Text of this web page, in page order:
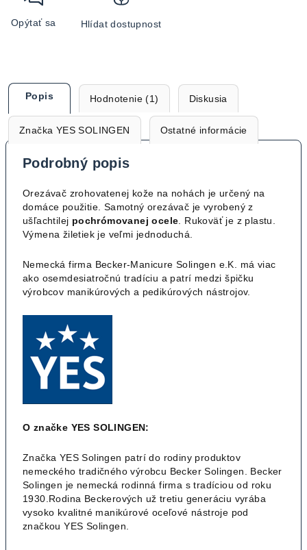
Opýtať sa Hlídat dostupnost
Popis Hodnotenie (1) Diskusia
Značka YES SOLINGEN Ostatné informácie
Podrobný popis
Orezávač zrohovatenej kože na nohách je určený na
domáce použitie. Samotný orezávač je vyrobený z
ušľachtilej pochrómovanej ocele . Rukoväť je z plastu.
Výmena žiletiek je veľmi jednoduchá.
Nemecká firma Becker-Manicure Solingen e.K. má viac
ako osemdesiatročnú tradíciu a patrí medzi špičku
výrobcov manikúrových a pedikúrových nástrojov.
O značke YES SOLINGEN:
Značka YES Solingen patrí do rodiny produktov
nemeckého tradičného výrobcu Becker Solingen. Becker
Solingen je nemecká rodinná firma s tradíciou od roku
1930.Rodina Beckerových už tretiu generáciu vyrába
vysoko kvalitné manikúrové oceľové nástroje pod
značkou YES Solingen.